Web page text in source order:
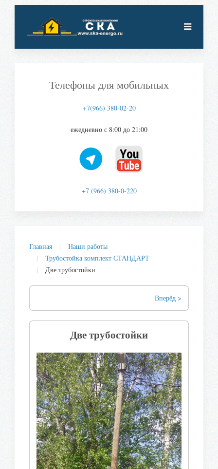
Телефоны для мобильных
+7(966) 380-02-20
ежедневно с 8:00 до 21:00
+7 (966) 380-0-220
Главная
Наши работы
Трубостойка комплект СТАНДАРТ
Две трубостойки
Вперёд >
Две трубостойки